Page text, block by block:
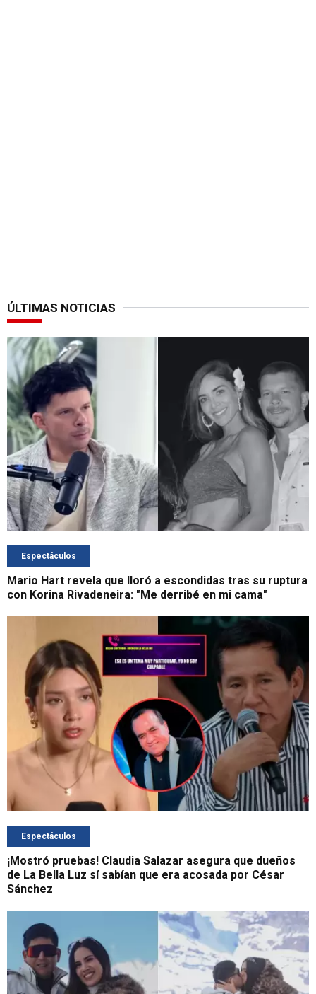
ÚLTIMAS NOTICIAS
Espectáculos
Mario Hart revela que lloró a escondidas tras su ruptura
con Korina Rivadeneira: "Me derribé en mi cama"
Espectáculos
¡Mostró pruebas! Claudia Salazar asegura que dueños
de La Bella Luz sí sabían que era acosada por César
Sánchez